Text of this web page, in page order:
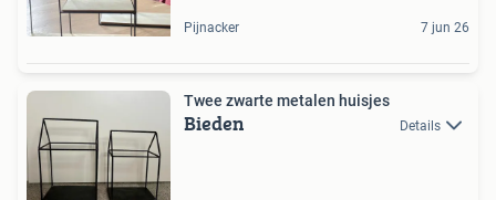
Pijnacker 7 jun 26
Twee zwarte metalen huisjes
Bieden Details